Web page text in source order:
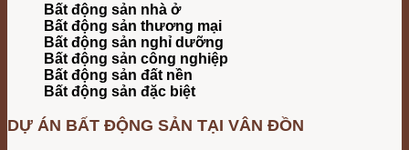
Bất động sản nhà ở
Bất động sản thương mại
Bất động sản nghỉ dưỡng
Bất động sản công nghiệp
Bất động sản đất nền
Bất động sản đặc biệt
DỰ ÁN BẤT ĐỘNG SẢN TẠI VÂN ĐỒN